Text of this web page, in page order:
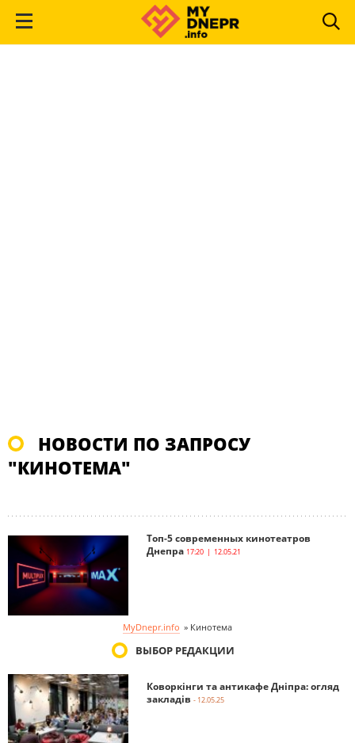
НОВОСТИ ПО ЗАПРОСУ
"КИНОТЕМА"
Топ-5 современных кинотеатров
Днепра 17:20 | 12.05.21
MyDnepr.info » Кинотема
ВЫБОР РЕДАКЦИИ
Коворкінги та антикафе Дніпра: огляд
закладів - 12.05.25